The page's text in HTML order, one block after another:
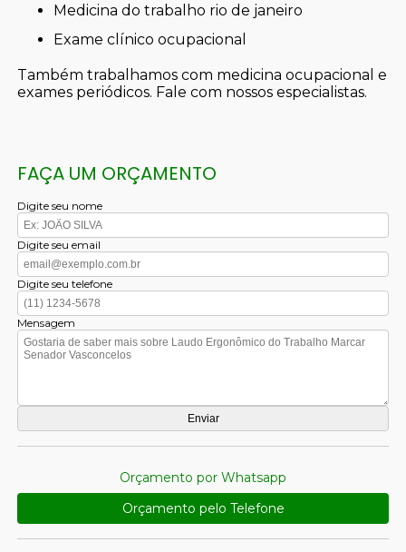
medicina do trabalho rio de janeiro
exame clínico ocupacional
Também trabalhamos com medicina ocupacional e
exames periódicos. Fale com nossos especialistas.
FAÇA UM ORÇAMENTO
Digite seu nome
Digite seu email
Digite seu telefone
Mensagem
Orçamento por Whatsapp
Orçamento pelo Telefone